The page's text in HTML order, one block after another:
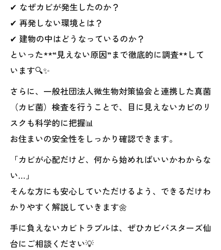
✔ なぜカビが発生したのか？
✔ 再発しない環境とは？
✔ 建物の中はどうなっているのか？
といった**“見えない原因”まで徹底的に調査**して
います🔍✨
さらに、一般社団法人微生物対策協会と連携した真菌
（カビ菌）検査を行うことで、目に見えないカビのリ
スクも科学的に把握📊
お住まいの安全性をしっかり確認できます。
「カビが心配だけど、何から始めればいいかわからな
い…」
そんな方にも安心していただけるよう、できるだけわ
かりやすく解説していきます🌼
手に負えないカビトラブルは、ぜひカビバスターズ仙
台にご相談ください💡